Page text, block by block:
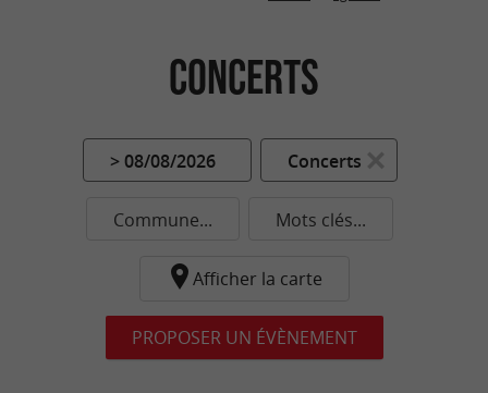
Concerts
> 08/08/2026 Concerts
Commune... Mots clés...
Afficher la carte
PROPOSER UN ÉVÈNEMENT